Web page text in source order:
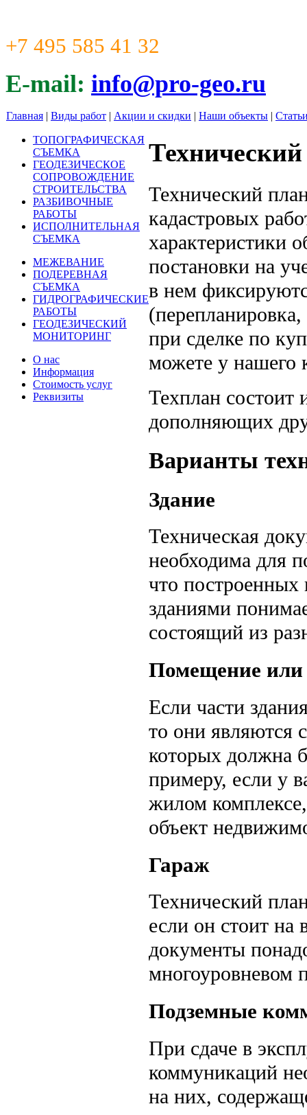
+7 495 585 41 32
E-mail: info@pro-geo.ru
Главная | Виды работ | Акции и скидки | Наши объекты |
ТОПОГРАФИЧЕСКАЯ
СЪЕМКА
ГЕОДЕЗИЧЕСКОЕ
СОПРОВОЖДЕНИЕ
СТРОИТЕЛЬСТВА
РАЗБИВОЧНЫЕ
РАБОТЫ
ИСПОЛНИТЕЛЬНАЯ
СЪЕМКА
МЕЖЕВАНИЕ
ПОДЕРЕВНАЯ
СЪЕМКА
ГИДРОГРАФИЧЕСКИЕ
РАБОТЫ
ГЕОДЕЗИЧЕСКИЙ
МОНИТОРИНГ
О нас
Информация
Стоимость услуг
Реквизиты
Технический
кадастровых
характеристики
постановки на
в нем
при сделке по
можете у нашего
Техплан состоит
дополняющих
Варианты
Здание
Техническая
необходима для
что построенных
зданиями
состоящий из
Помещение или
Если части
то они являются
которых должна
примеру, если у
жилом
объект
Гараж
Технический
если он стоит
документы
многоуровневом
Подземные
При сдаче в
коммуникаций
на них,